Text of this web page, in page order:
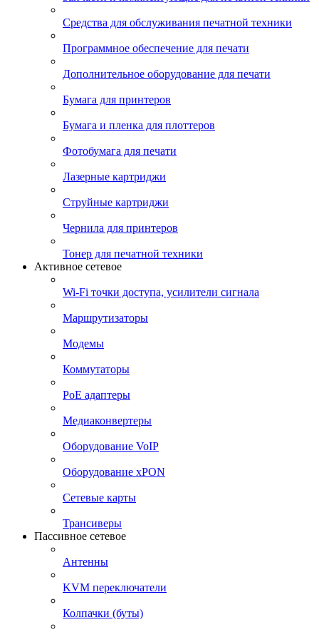
Средства для обслуживания печатной техники
Программное обеспечение для печати
Дополнительное оборудование для печати
Бумага для принтеров
Бумага и пленка для плоттеров
Фотобумага для печати
Лазерные картриджи
Струйные картриджи
Чернила для принтеров
Тонер для печатной техники
Активное сетевое
Wi-Fi точки доступа, усилители сигнала
Маршрутизаторы
Модемы
Коммутаторы
PoE адаптеры
Медиаконвертеры
Оборудование VoIP
Оборудование xPON
Сетевые карты
Трансиверы
Пассивное сетевое
Антенны
KVM переключатели
Колпачки (буты)